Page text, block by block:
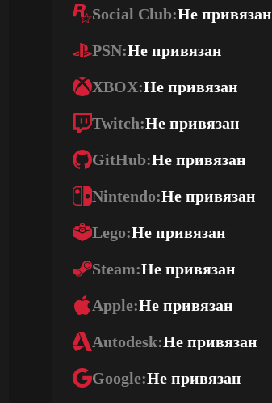
Social Club:Не привязан
PSN:Не привязан
XBOX:Не привязан
Twitch:Не привязан
GitHub:Не привязан
Nintendo:Не привязан
Lego:Не привязан
Steam:Не привязан
Apple:Не привязан
Autodesk:Не привязан
Google:Не привязан